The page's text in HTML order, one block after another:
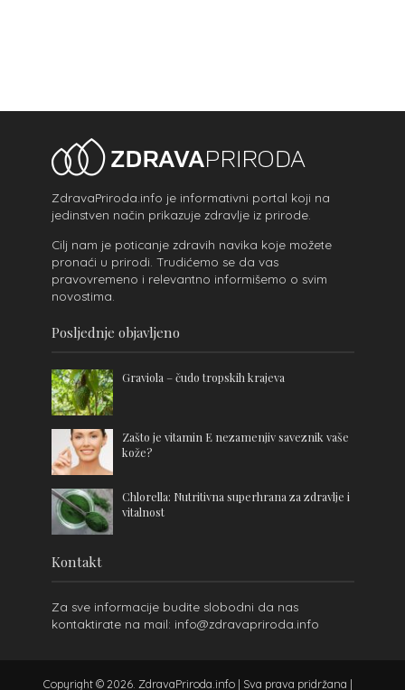
ZdravaPriroda.info je informativni portal koji na
jedinstven način prikazuje zdravlje iz prirode.
Cilj nam je poticanje zdravih navika koje možete
pronaći u prirodi. Trudićemo se da vas
pravovremeno i relevantno informišemo o svim
novostima.
Posljednje objavljeno
Graviola – čudo tropskih krajeva
Zašto je vitamin E nezamenjiv saveznik vaše
kože?
Chlorella: Nutritivna superhrana za zdravlje i
vitalnost
Kontakt
Za sve informacije budite slobodni da nas
kontaktirate na mail: info@zdravapriroda.info
Copyright © 2026. ZdravaPriroda.info | Sva prava pridržana |